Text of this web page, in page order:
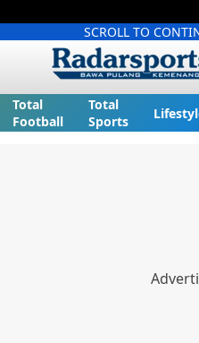
SCROLL TO
Total
Football
Total
Sports